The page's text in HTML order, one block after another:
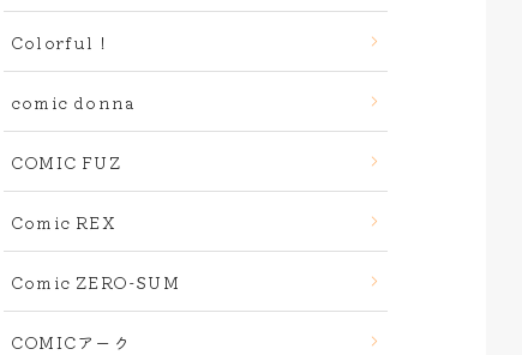
Colorful！
comic donna
COMIC FUZ
Comic REX
Comic ZERO-SUM
COMICアーク